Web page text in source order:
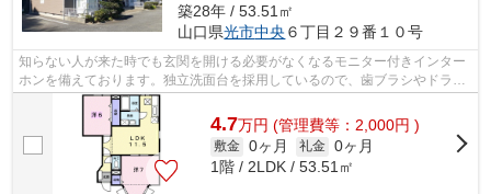
築28年 / 53.51㎡
山口県光市中央 ６丁目２９番１０号
知らない人が来た時でも玄関を開ける必要がなくなるモニター付きインター
ホンを備えております。独立洗面台を採用しているので、歯ブラシやドライ
ヤーなどをまとめて収納できます。新...
4.7万円 (管理費等：2,000円 )
敷金 0ヶ月 礼金 0ヶ月
1階 / 2LDK / 53.51㎡